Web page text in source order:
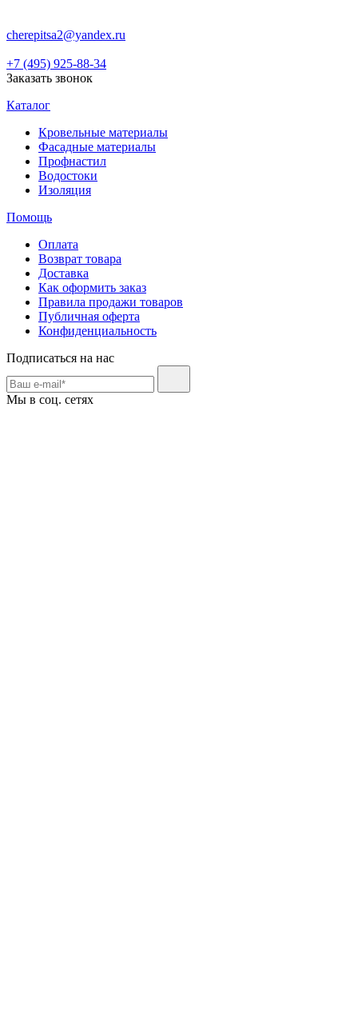
cherepitsa2@yandex.ru
+7 (495) 925-88-34
Заказать звонок
Каталог
Кровельные материалы
Фасадные материалы
Профнастил
Водостоки
Изоляция
Помощь
Оплата
Возврат товара
Доставка
Как оформить заказ
Правила продажи товаров
Публичная оферта
Конфиденциальность
Подписаться на нас
Мы в соц. сетях